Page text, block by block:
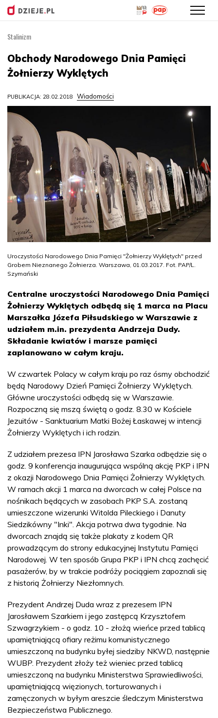
treści
Stalinizm
Obchody Narodowego Dnia Pamięci
Żołnierzy Wyklętych
PUBLIKACJA: 28.02.2018 Wiadomości
Uroczystości Narodowego Dnia Pamięci "Żołnierzy Wyklętych" przed
Grobem Nieznanego Żołnierza. Warszawa, 01.03.2017. Fot. PAP/L.
Szymański
Centralne uroczystości Narodowego Dnia Pamięci
Żołnierzy Wyklętych odbędą się 1 marca na Placu
Marszałka Józefa Piłsudskiego w Warszawie z
udziałem m.in. prezydenta Andrzeja Dudy.
Składanie kwiatów i marsze pamięci
zaplanowano w całym kraju.
W czwartek Polacy w całym kraju po raz ósmy obchodzić
będą Narodowy Dzień Pamięci Żołnierzy Wyklętych.
Główne uroczystości odbędą się w Warszawie.
Rozpoczną się mszą świętą o godz. 8.30 w Kościele
Jezuitów - Sanktuarium Matki Bożej Łaskawej w intencji
Żołnierzy Wyklętych i ich rodzin.
Z udziałem prezesa IPN Jarosława Szarka odbędzie się o
godz. 9 konferencja inaugurująca wspólną akcję PKP i IPN
z okazji Narodowego Dnia Pamięci Żołnierzy Wyklętych.
W ramach akcji 1 marca na dworcach w całej Polsce na
nośnikach będących w zasobach PKP S.A. zostaną
umieszczone wizerunki Witolda Pileckiego i Danuty
Siedzikówny "Inki". Akcja potrwa dwa tygodnie. Na
dworcach znajdą się także plakaty z kodem QR
prowadzącym do strony edukacyjnej Instytutu Pamięci
Narodowej. W ten sposób Grupa PKP i IPN chcą zachęcić
pasażerów, by w trakcie podróży pociągiem zapoznali się
z historią Żołnierzy Niezłomnych.
Prezydent Andrzej Duda wraz z prezesem IPN
Jarosławem Szarkiem i jego zastępcą Krzysztofem
Szwagrzykiem - o godz. 10 - złożą wieńce przed tablicą
upamiętniającą ofiary reżimu komunistycznego
umieszczoną na budynku byłej siedziby NKWD, następnie
WUBP. Prezydent złoży też wieniec przed tablicą
umieszczoną na budynku Ministerstwa Sprawiedliwości,
upamiętniającą więzionych, torturowanych i
zamęczonych w byłym areszcie śledczym Ministerstwa
Bezpieczeństwa Publicznego.